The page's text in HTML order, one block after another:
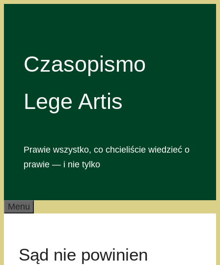
Czasopismo
Lege Artis
Prawie wszystko, co chcieliście wiedzieć o
prawie — i nie tylko
Menu
Sąd nie powinien